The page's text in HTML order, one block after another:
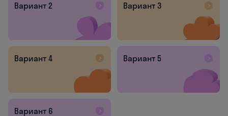
Вариант 2 Вариант 3
Вариант 4 Вариант 5
Вариант 6